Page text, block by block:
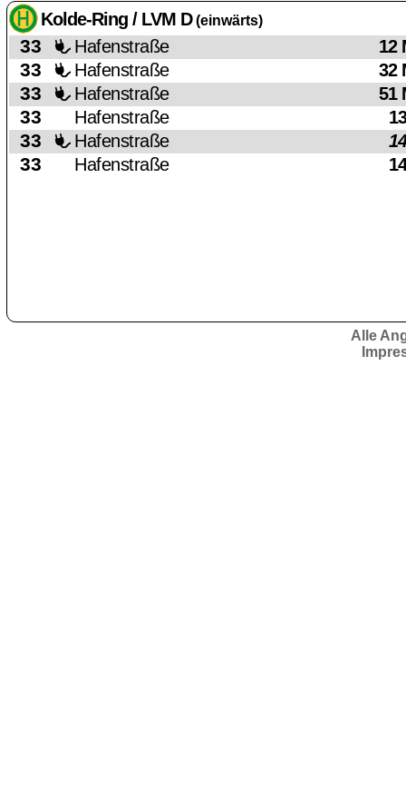
Kolde-Ring / LVM D(einwärts)
33 Hafenstraße 12
33 Hafenstraße 32
33 Hafenstraße 51
33 Hafenstraße
33 Hafenstraße
33 Hafenstraße
Alle